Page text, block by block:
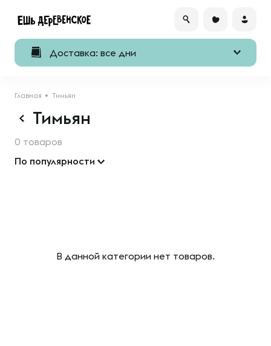
Доставка: все дни
Главная Тимьян
Тимьян
0 товаров
По популярности
В данной категории нет товаров.